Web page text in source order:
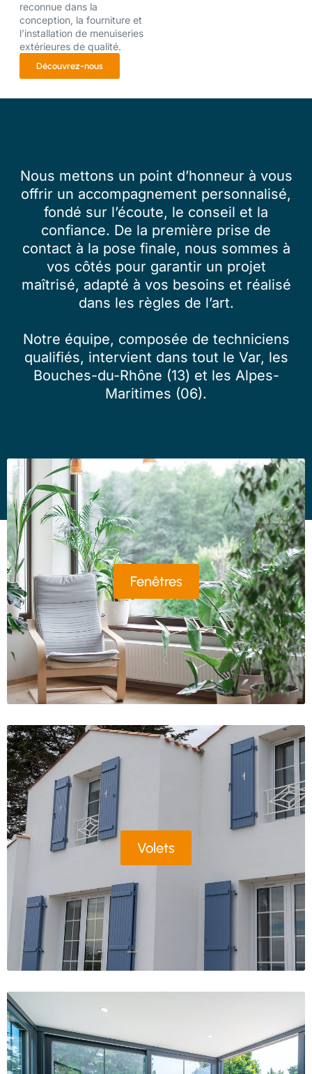
reconnue dans la
conception, la fourniture et
l’installation de menuiseries
extérieures de qualité.
Découvrez-nous
Nous mettons un point d’honneur à vous
offrir un accompagnement personnalisé,
fondé sur l’écoute, le conseil et la
confiance. De la première prise de
contact à la pose finale, nous sommes à
vos côtés pour garantir un projet
maîtrisé, adapté à vos besoins et réalisé
dans les règles de l’art.
Notre équipe, composée de techniciens
qualifiés, intervient dans tout le Var, les
Bouches-du-Rhône (13) et les Alpes-
Maritimes (06).
Fenêtres
Volets